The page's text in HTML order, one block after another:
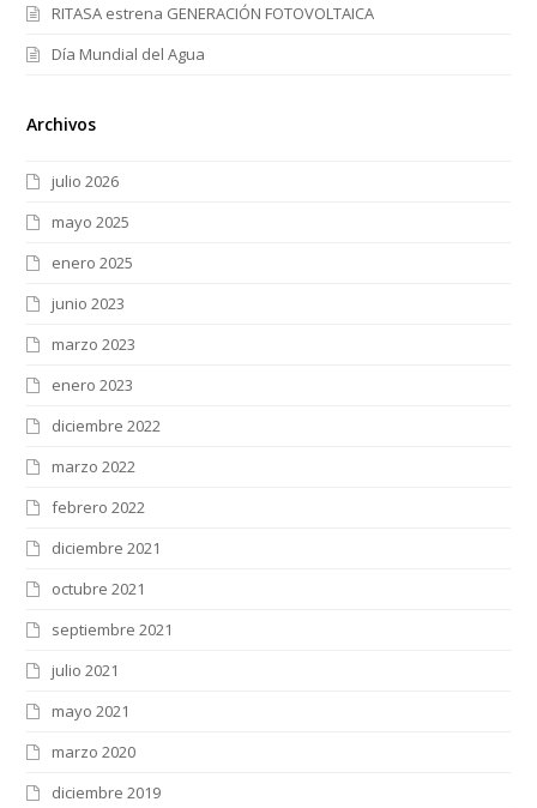
RITASA estrena GENERACIÓN FOTOVOLTAICA
Día Mundial del Agua
Archivos
julio 2026
mayo 2025
enero 2025
junio 2023
marzo 2023
enero 2023
diciembre 2022
marzo 2022
febrero 2022
diciembre 2021
octubre 2021
septiembre 2021
julio 2021
mayo 2021
marzo 2020
diciembre 2019